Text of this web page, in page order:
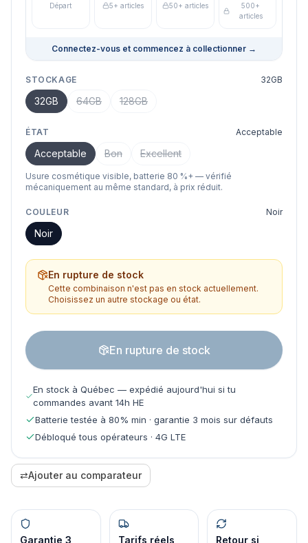
Départ 5+ articles 50+ articles
500+
articles
Connectez-vous et commencez à collectionner →
STOCKAGE 32GB
32GB 64GB 128GB
ÉTAT Acceptable
Acceptable Bon Excellent
Usure cosmétique visible, batterie 80 %+ — vérifié
mécaniquement au même standard, à prix réduit.
COULEUR Noir
Noir
En rupture de stock
Cette combinaison n'est pas en stock actuellement.
Choisissez un autre stockage ou état.
En rupture de stock
En stock à Québec — expédié aujourd'hui si tu
commandes avant 14h HE
Batterie testée à 80% min · garantie 3 mois sur défauts
Débloqué tous opérateurs · 4G LTE
⇄Ajouter au comparateur
Garantie 3 Tarifs réels Retour si